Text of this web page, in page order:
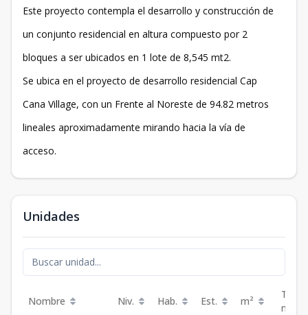
Este proyecto contempla el desarrollo y construcción de
un conjunto residencial en altura compuesto por 2
bloques a ser ubicados en 1 lote de 8,545 mt2.
Se ubica en el proyecto de desarrollo residencial Cap
Cana Village, con un Frente al Noreste de 94.82 metros
lineales aproximadamente mirando hacia la vía de
acceso.
Unidades
Nombre Niv. Hab. Est. m²
m²